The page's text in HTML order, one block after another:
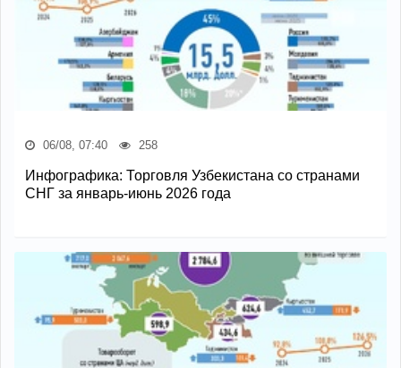
06/08, 07:40 258
Инфографика: Торговля Узбекистана со странами
СНГ за январь-июнь 2026 года